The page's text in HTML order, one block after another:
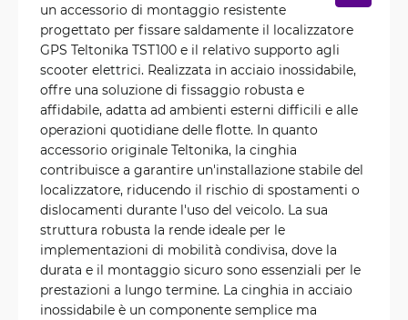
un accessorio di montaggio resistente
progettato per fissare saldamente il localizzatore
GPS Teltonika TST100 e il relativo supporto agli
scooter elettrici. Realizzata in acciaio inossidabile,
offre una soluzione di fissaggio robusta e
affidabile, adatta ad ambienti esterni difficili e alle
operazioni quotidiane delle flotte. In quanto
accessorio originale Teltonika, la cinghia
contribuisce a garantire un'installazione stabile del
localizzatore, riducendo il rischio di spostamenti o
dislocamenti durante l'uso del veicolo. La sua
struttura robusta la rende ideale per le
implementazioni di mobilità condivisa, dove la
durata e il montaggio sicuro sono essenziali per le
prestazioni a lungo termine. La cinghia in acciaio
inossidabile è un componente semplice ma